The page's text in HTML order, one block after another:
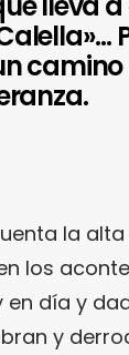
la
los
en día y
y